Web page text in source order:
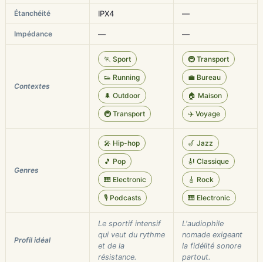
Étanchéité IPX4 —
Impédance — —
Contextes
🏃 Sport
👟 Running
🌲 Outdoor
🚇 Transport
🚇 Transport
💼 Bureau
🏠 Maison
✈️ Voyage
Genres
🎤 Hip-hop
🎵 Pop
🎹 Electronic
🎙️ Podcasts
🎷 Jazz
🎻 Classique
🎸 Rock
🎹 Electronic
Profil idéal
Le sportif intensif
qui veut du rythme
et de la
résistance.
L'audiophile
nomade exigeant
la fidélité sonore
partout.